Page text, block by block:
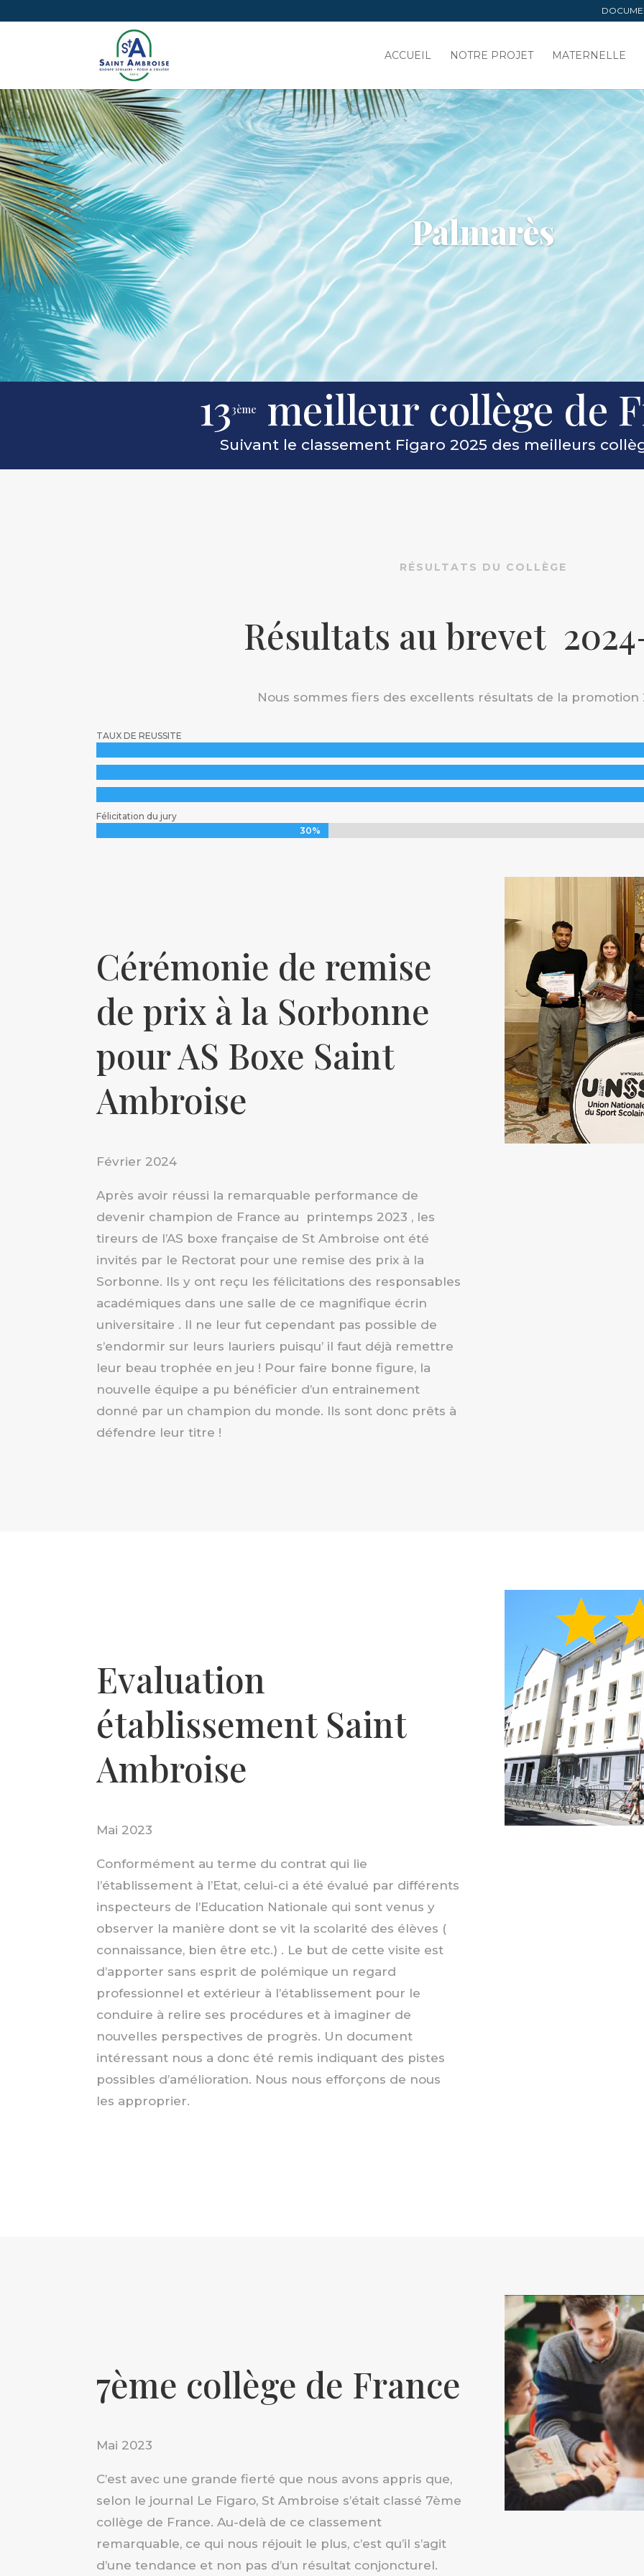
ACCUEIL NOTRE PROJET MATERNELLE
Palmarès
133ème meilleur collège de
Suivant le classement Figaro 2025 des meilleurs
RÉSULTATS DU COLLÈGE
Résultats au brevet
Nous sommes fiers des excellents résultats de la promotion
TAUX DE REUSSITE
Félicitation du jury
30%
30%
Cérémonie de remise
de prix à la Sorbonne
pour AS Boxe Saint
Ambroise
Février 2024
Après avoir réussi la remarquable performance de
devenir champion de France au printemps 2023 , les
tireurs de l’AS boxe française de St Ambroise ont été
invités par le Rectorat pour une remise des prix à la
Sorbonne. Ils y ont reçu les félicitations des responsables
académiques dans une salle de ce magnifique écrin
universitaire . Il ne leur fut cependant pas possible de
s’endormir sur leurs lauriers puisqu’ il faut déjà remettre
leur beau trophée en jeu ! Pour faire bonne figure, la
nouvelle équipe a pu bénéficier d’un entrainement
donné par un champion du monde. Ils sont donc prêts à
défendre leur titre !
Evaluation
établissement Saint
Ambroise
Mai 2023
Conformément au terme du contrat qui lie
l’établissement à l’Etat, celui-ci a été évalué par différents
inspecteurs de l’Education Nationale qui sont venus y
observer la manière dont se vit la scolarité des élèves (
connaissance, bien être etc.) . Le but de cette visite est
d’apporter sans esprit de polémique un regard
professionnel et extérieur à l’établissement pour le
conduire à relire ses procédures et à imaginer de
nouvelles perspectives de progrès. Un document
intéressant nous a donc été remis indiquant des pistes
possibles d’amélioration. Nous nous efforçons de nous
les approprier.
7ème collège de France
Mai 2023
C’est avec une grande fierté que nous avons appris que,
selon le journal Le Figaro, St Ambroise s’était classé 7ème
collège de France. Au-delà de ce classement
remarquable, ce qui nous réjouit le plus, c’est qu’il s’agit
d’une tendance et non pas d’un résultat conjoncturel.